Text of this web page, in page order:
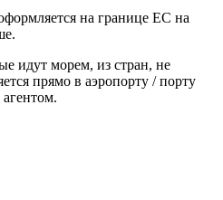
на границе ЕС на
идут морем, из стран, не
прямо в аэропорту / порту
агентом.